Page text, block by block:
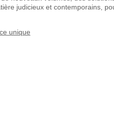
judicieux et contemporains,
unique